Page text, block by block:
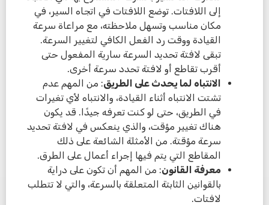
إلى اللافتات. توضع اللافتات في اتجاه السير، في
مكان مناسب وتسهل ملاحظته، مع مراعاة سرعة
القيادة ووقت رد الفعل الكافي لتغيير السرعة.
تبقى لافتة تحديد السرعة سارية المفعول حتى
أقرب تقاطع أو لافتة تحدد سرعة أخرى.
الانتباه لما يحدث على الطريق: من المهم عدم
تشتت الانتباه أثناء القيادة، والانتباه لأي تغيرات
في الطريق، حتى لو كنت تعرفه جيدًا. قد يكون
هناك تغيير مؤقت، والذي ينعكس في لافتة تحديد
سرعة مؤقتة. من الأمثلة الشائعة على ذلك
المقاطع التي يتم فيها إجراء أعمال على الطرق.
معرفة القانون: من المهم أن تكون على دراية
بالقوانين الثابتة المتعلقة بالسرعة، والتي لا تتطلب
لافتات.